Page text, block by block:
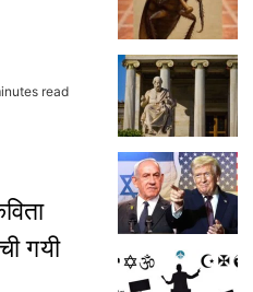
read
गयी